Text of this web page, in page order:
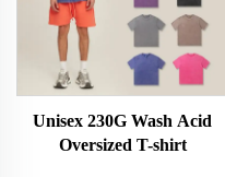
Unisex 230G Wash Acid
Oversized T-shirt